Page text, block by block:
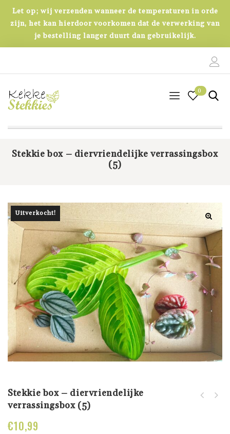
Let op; wij verzenden wanneer de temperaturen in orde
zijn, het kan hierdoor voorkomen dat de verwerking van
je bestelling langer duurt dan gebruikelijk.
0
0
Stekkie box – diervriendelijke verrassingsbox
(5)
Uitverkocht!
Stekkie box – diervriendelijke
verrassingsbox (5)
€10,99